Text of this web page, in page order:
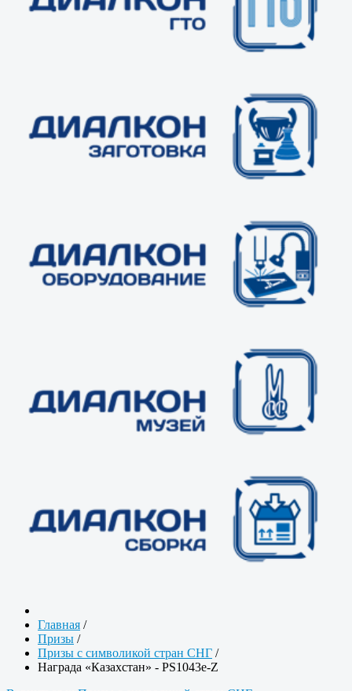
Главная /
Призы /
Призы с символикой стран СНГ /
Награда «Казахстан» - PS1043e-Z